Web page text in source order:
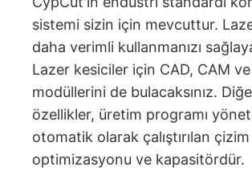
sistemi sizin için mevcuttur.
daha verimli kullanmanızı
Lazer kesiciler için CAD, CAM
modüllerini de bulacaksınız.
özellikler, üretim programı
otomatik olarak çalıştırılan çizim
optimizasyonu ve kapasitördür.